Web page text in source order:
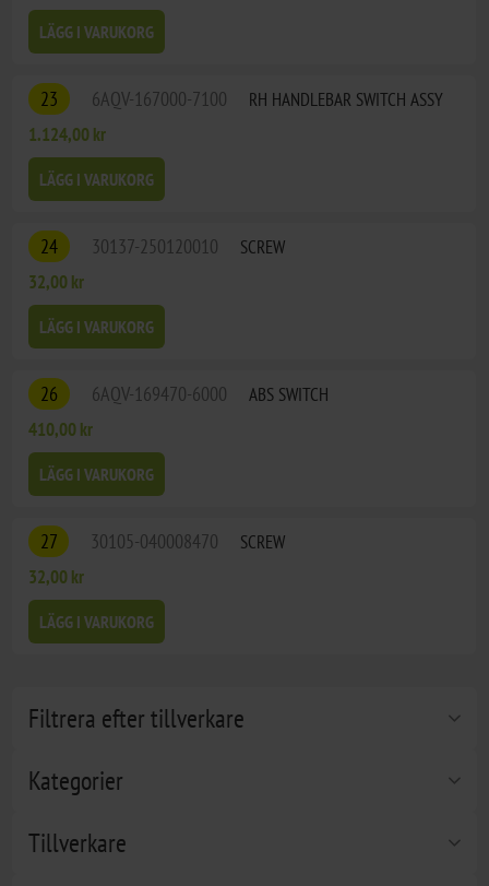
Filtrera efter tillverkare
Kategorier
Tillverkare
LÄGG I VARUKORG
23 6AQV-167000-7100
RH HANDLEBAR SWITCH ASSY
1.124,00 kr
LÄGG I VARUKORG
24 30137-250120010
SCREW
32,00 kr
LÄGG I VARUKORG
26 6AQV-169470-6000
ABS SWITCH
410,00 kr
LÄGG I VARUKORG
27 30105-040008470
SCREW
32,00 kr
LÄGG I VARUKORG